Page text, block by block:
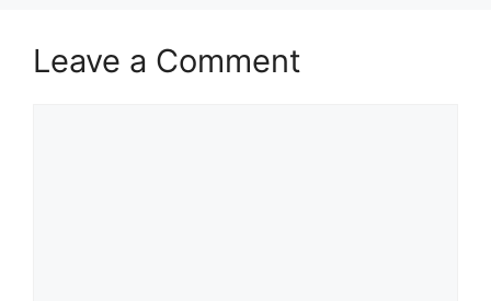
Leave a Comment